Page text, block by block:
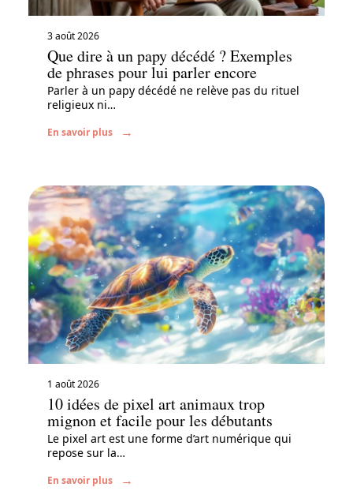
3 août 2026
Que dire à un papy décédé ? Exemples
de phrases pour lui parler encore
Parler à un papy décédé ne relève pas du rituel
religieux ni…
En savoir plus
1 août 2026
10 idées de pixel art animaux trop
mignon et facile pour les débutants
Le pixel art est une forme d’art numérique qui
repose sur la…
En savoir plus